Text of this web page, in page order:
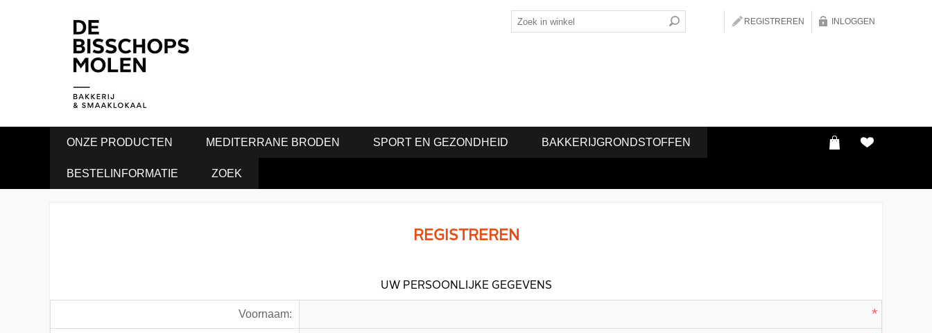
REGISTREREN INLOGGEN
ONZE PRODUCTEN MEDITERRANE BRODEN SPORT EN GEZONDHEID BAKKERIJGRONDSTOFFEN
BESTELINFORMATIE ZOEK
REGISTREREN
UW PERSOONLIJKE GEGEVENS
Voornaam: *